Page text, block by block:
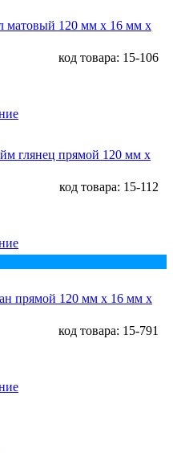
матовый 120 мм х 16 мм х
код товара: 15-106
глянец прямой 120 мм х
код товара: 15-112
прямой 120 мм х 16 мм х
код товара: 15-791